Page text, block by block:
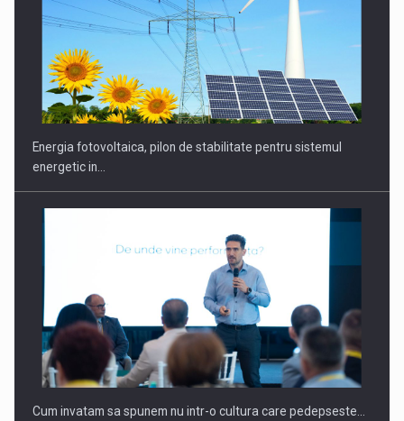
Energia fotovoltaica, pilon de stabilitate pentru sistemul
energetic in…
Cum invatam sa spunem nu intr-o cultura care pedepseste…